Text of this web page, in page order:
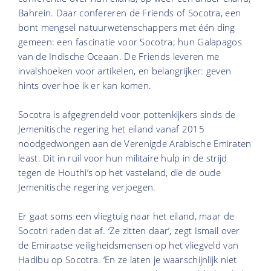
Bahrein. Daar confereren de Friends of Socotra, een
bont mengsel natuurwetenschappers met één ding
gemeen: een fascinatie voor Socotra; hun Galapagos
van de Indische Oceaan. De Friends leveren me
invalshoeken voor artikelen, en belangrijker: geven
hints over hoe ik er kan komen.
Socotra is afgegrendeld voor pottenkijkers sinds de
Jemenitische regering het eiland vanaf 2015
noodgedwongen aan de Verenigde Arabische Emiraten
least. Dit in ruil voor hun militaire hulp in de strijd
tegen de Houthi’s op het vasteland, die de oude
Jemenitische regering verjoegen.
Er gaat soms een vliegtuig naar het eiland, maar de
Socotri raden dat af. ‘Ze zitten daar’, zegt Ismail over
de Emiraatse veiligheidsmensen op het vliegveld van
Hadibu op Socotra. ‘En ze laten je waarschijnlijk niet